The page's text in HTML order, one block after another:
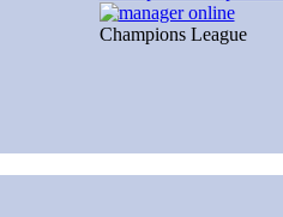
Champions League